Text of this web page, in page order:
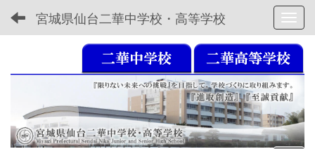
宮城県仙台二華中学校・高等学校